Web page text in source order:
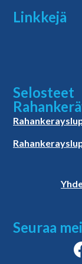
Linkkejä
Selosteet
Seuraa